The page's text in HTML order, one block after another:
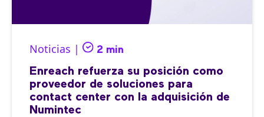
Noticias | 2 min
Enreach refuerza su posición como
proveedor de soluciones para
contact center con la adquisición de
Numintec